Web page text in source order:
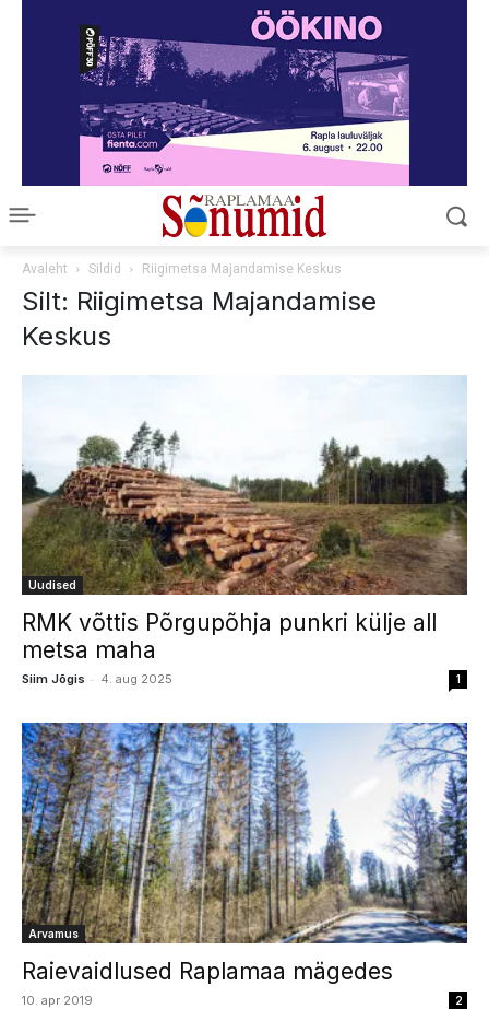
Avaleht Sildid Riigimetsa Majandamise Keskus
Silt: Riigimetsa Majandamise
Keskus
Uudised
RMK võttis Põrgupõhja punkri külje all
metsa maha
Siim Jõgis - 4. aug 2025 1
Arvamus
Raievaidlused Raplamaa mägedes
10. apr 2019 2